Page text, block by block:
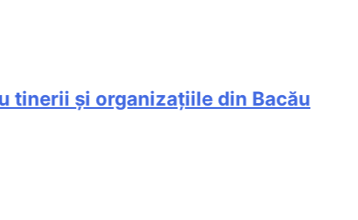
și organizațiile din Bacău